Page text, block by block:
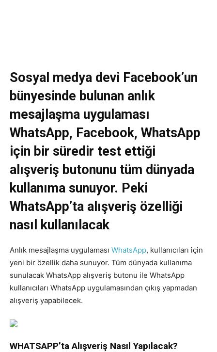
Sosyal medya devi Facebook’un
bünyesinde bulunan anlık
mesajlaşma uygulaması
WhatsApp, Facebook, WhatsApp
için bir süredir test ettiği
alışveriş butonunu tüm dünyada
kullanıma sunuyor. Peki
WhatsApp’ta alışveriş özelliği
nasıl kullanılacak
Anlık mesajlaşma uygulaması WhatsApp, kullanıcıları için
yeni bir özellik daha sunuyor. Tüm dünyada kullanıma
sunulacak WhatsApp alışveriş butonu ile WhatsApp
kullanıcıları WhatsApp uygulamasından çıkış yapmadan
alışveriş yapabilecek.
WHATSAPP’ta Alışveriş Nasıl Yapılacak?